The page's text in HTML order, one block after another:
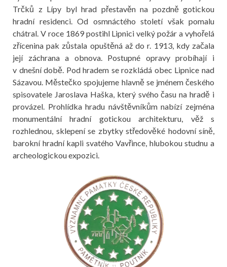
Trčků z Lípy byl hrad přestavěn na pozdně gotickou
hradní residenci. Od osmnáctého století však pomalu
chátral. V roce 1869 postihl Lipnici velký požár a vyhořelá
zřícenina pak zůstala opuštěná až do r. 1913, kdy začala
její záchrana a obnova. Postupné opravy probíhají i
v dnešní době. Pod hradem se rozkládá obec Lipnice nad
Sázavou. Městečko spojujeme hlavně se jménem českého
spisovatele Jaroslava Haška, který svého času na hradě i
provázel. Prohlídka hradu návštěvníkům nabízí zejména
monumentální hradní gotickou architekturu, věž s
rozhlednou, sklepení se zbytky středověké hodovní síně,
barokní hradní kapli svatého Vavřince, hlubokou studnu a
archeologickou expozici.